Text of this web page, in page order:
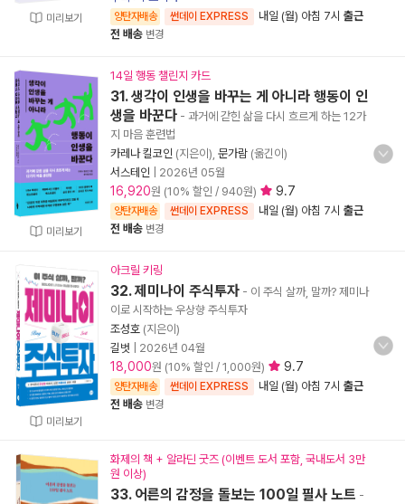
미리보기 양탄자배송 썬데이 EXPRESS 내일 (월) 아침 7시 출근
전 배송 변경
미리보기
14일 행동 챌린지 카드
31. 생각이 인생을 바꾸는 게 아니라 행동이 인
생을 바꾼다 - 과거에 갇힌 삶을 다시 흐르게 하는 12가
지 마음 훈련법
카레나 킬코인 (지은이), 문가람 (옮긴이)
서스테인
2026년 05월
16,920원 (10% 할인 / 940원) 9.7
양탄자배송 썬데이 EXPRESS 내일 (월) 아침 7시 출근
전 배송 변경
미리보기
아크릴 키링
32. 제미나이 주식투자 - 이 주식 살까, 말까? 제미나
이로 시작하는 우상향 주식투자
조성호 (지은이)
길벗
2026년 04월
18,000원 (10% 할인 / 1,000원) 9.7
양탄자배송 썬데이 EXPRESS 내일 (월) 아침 7시 출근
전 배송 변경
화제의 책 + 알라딘 굿즈 (이벤트 도서 포함, 국내도서 3만
원 이상)
33. 어른의 감정을 돌보는 100일 필사 노트 -